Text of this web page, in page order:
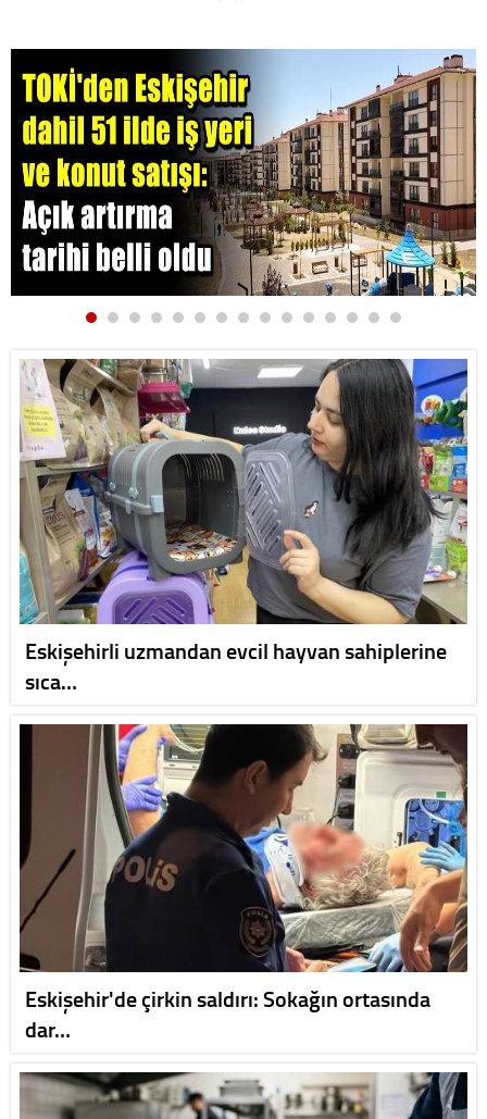
Eskişehirli uzmandan evcil hayvan sahiplerine
sıca…
Eskişehir'de çirkin saldırı: Sokağın ortasında
dar…